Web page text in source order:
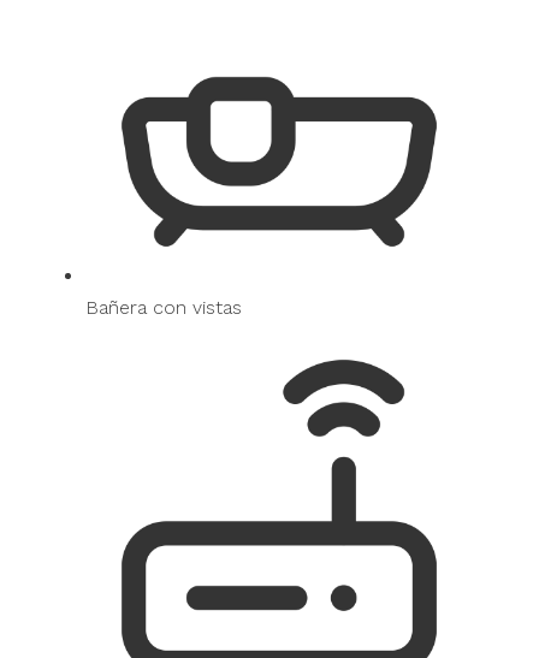
Bañera con vistas